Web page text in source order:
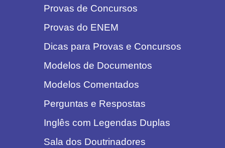
Provas de Concursos
Provas do ENEM
Dicas para Provas e Concursos
Modelos de Documentos
Modelos Comentados
Perguntas e Respostas
Inglês com Legendas Duplas
Sala dos Doutrinadores